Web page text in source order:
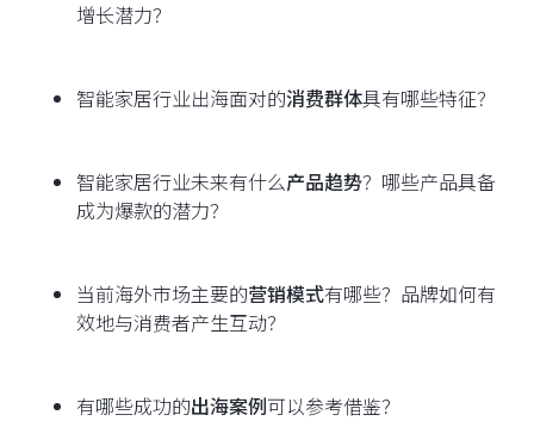
增长潜力？
智能家居行业出海面对的消费群体具有哪些特征？
智能家居行业未来有什么产品趋势？哪些产品具备
成为爆款的潜力？
当前海外市场主要的营销模式有哪些？品牌如何有
效地与消费者产生互动？
有哪些成功的出海案例可以参考借鉴？